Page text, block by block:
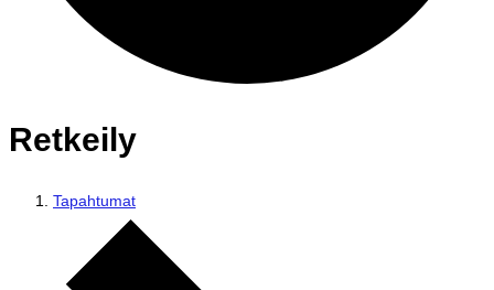
Retkeily
Tapahtumat